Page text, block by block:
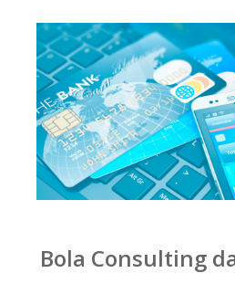
Bola Consulting